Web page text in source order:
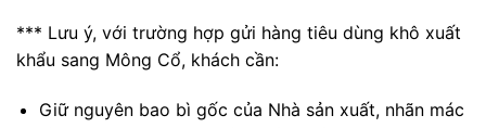
*** Lưu ý, với trường hợp gửi hàng tiêu dùng khô xuất
khẩu sang Mông Cổ, khách cần:
Giữ nguyên bao bì gốc của Nhà sản xuất, nhãn mác